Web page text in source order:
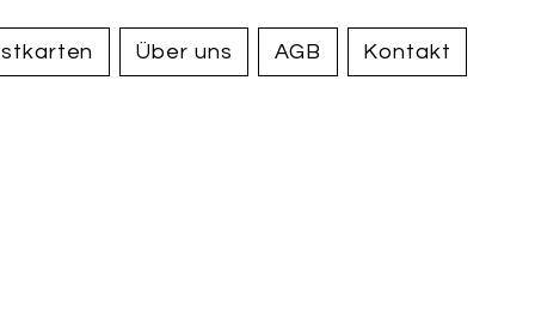
Über uns AGB Kontakt